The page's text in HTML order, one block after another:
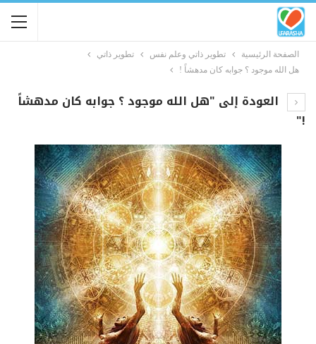
الصفحة الرئيسية تطوير ذاتي وعلم نفس
تطوير ذاتي
هل الله موجود ؟ جوابه كان مدهشاً !
العودة إلى "هل الله موجود ؟ جوابه كان مدهشاً
!"